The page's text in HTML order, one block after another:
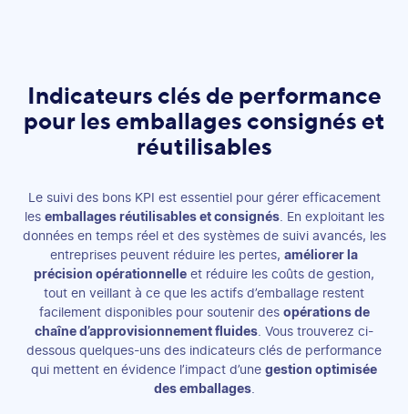
Indicateurs clés de performance
pour les emballages consignés et
réutilisables
Le suivi des bons KPI est essentiel pour gérer efficacement
les emballages réutilisables et consignés. En exploitant les
données en temps réel et des systèmes de suivi avancés, les
entreprises peuvent réduire les pertes, améliorer la
précision opérationnelle et réduire les coûts de gestion,
tout en veillant à ce que les actifs d’emballage restent
facilement disponibles pour soutenir des opérations de
chaîne d’approvisionnement fluides . Vous trouverez ci-
dessous quelques-uns des indicateurs clés de performance
qui mettent en évidence l’impact d’une gestion optimisée
des emballages.